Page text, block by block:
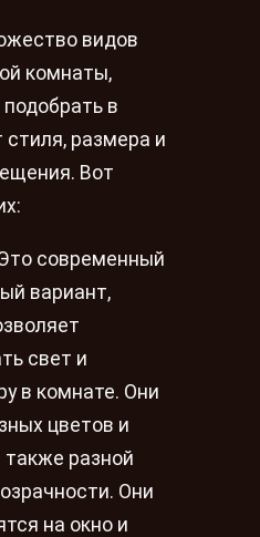
видов
комнаты,
в
размера и
Вот
современный
вариант,
свет и
в комнате. Они
цветов и
также разной
Они
на окно и